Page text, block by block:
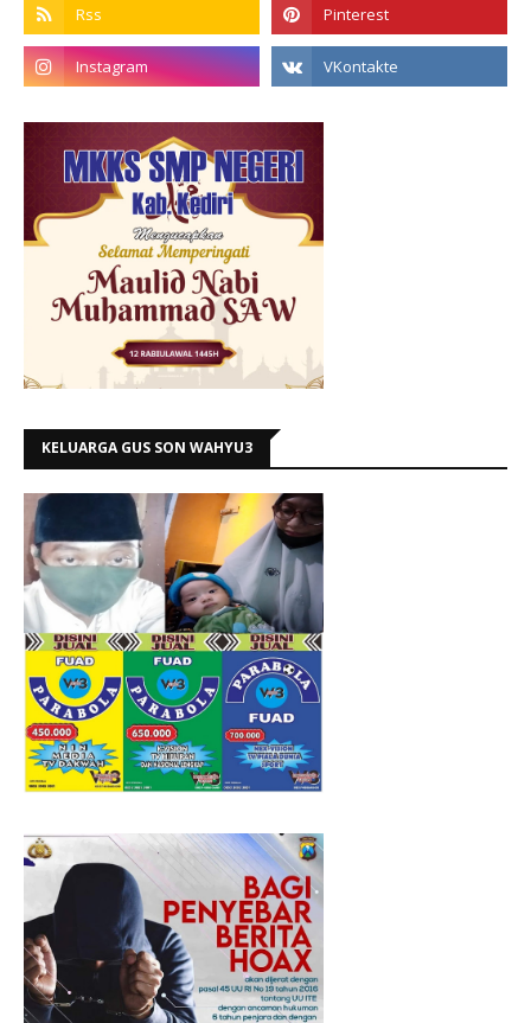
KELUARGA GUS SON WAHYU3